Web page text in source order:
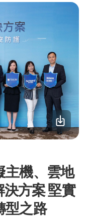
主機、雲地
方案 堅實
型之路